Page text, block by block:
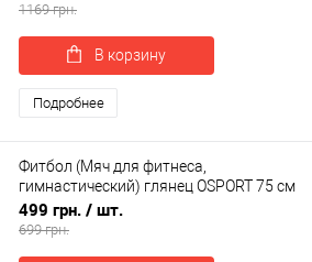
0121)
1169 грн.
В корзину
Подробнее
Фитбол (Мяч для фитнеса,
гимнастический) глянец OSPORT 75 см
(OF-0019)
499 грн. / шт.
699 грн.